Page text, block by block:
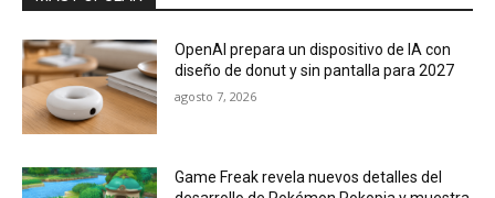
OpenAI prepara un dispositivo de IA con
diseño de donut y sin pantalla para 2027
agosto 7, 2026
Game Freak revela nuevos detalles del